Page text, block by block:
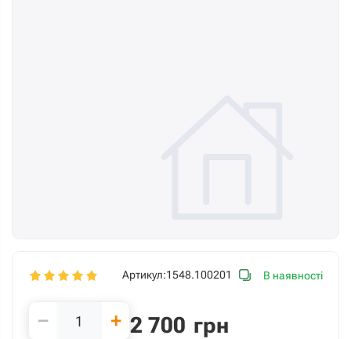
Артикул:1548.100201 В наявності
− + 2 700 грн